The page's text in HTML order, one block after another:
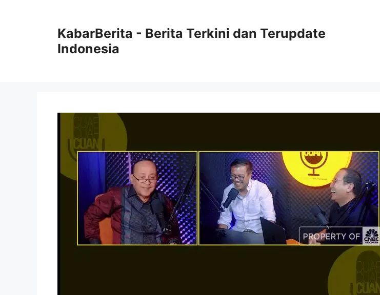
KabarBerita - Berita Terkini dan Terupdate
Indonesia